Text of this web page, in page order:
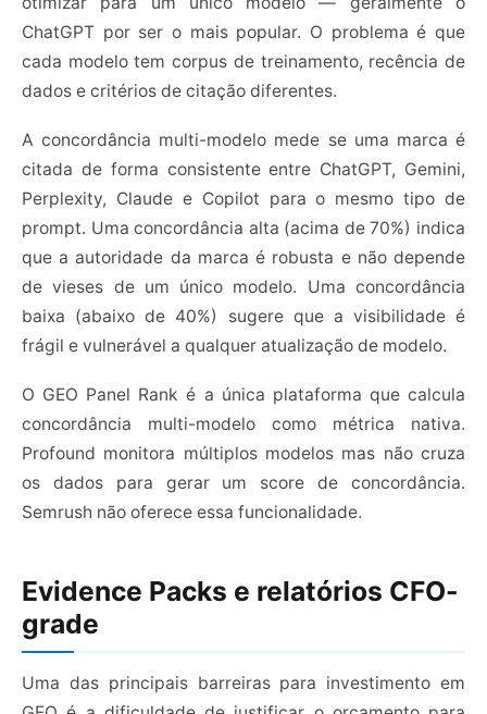
ChatGPT por ser o mais popular. O problema é que
cada modelo tem corpus de treinamento, recência de
dados e critérios de citação diferentes.
A concordância multi-modelo mede se uma marca é
citada de forma consistente entre ChatGPT, Gemini,
Perplexity, Claude e Copilot para o mesmo tipo de
prompt. Uma concordância alta (acima de 70%) indica
que a autoridade da marca é robusta e não depende
de vieses de um único modelo. Uma concordância
baixa (abaixo de 40%) sugere que a visibilidade é
frágil e vulnerável a qualquer atualização de modelo.
O GEO Panel Rank é a única plataforma que calcula
concordância multi-modelo como métrica nativa.
Profound monitora múltiplos modelos mas não cruza
os dados para gerar um score de concordância.
Semrush não oferece essa funcionalidade.
Evidence Packs e relatórios CFO-
grade
Uma das principais barreiras para investimento em